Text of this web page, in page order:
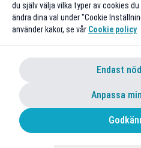
du själv välja vilka typer av cookies
ändra dina val under "Cookie
använder kakor, se vår Cookie policy
Endast
Anpassa